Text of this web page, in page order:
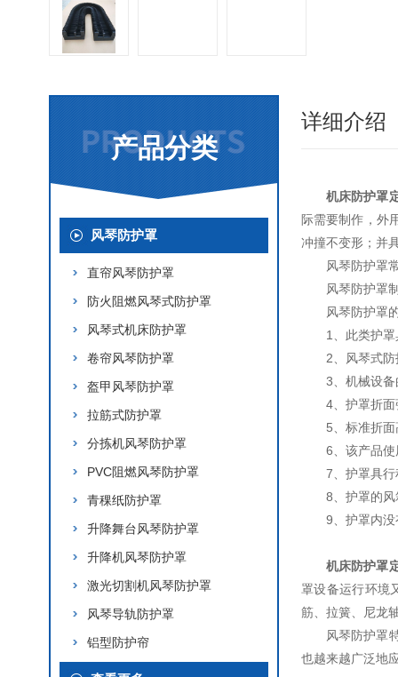
产品分类
风琴防护罩
直帘风琴防护罩
防火阻燃风琴式防护罩
风琴式机床防护罩
卷帘风琴防护罩
盔甲风琴防护罩
拉筋式防护罩
分拣机风琴防护罩
PVC阻燃风琴防护罩
青稞纸防护罩
升降舞台风琴防护罩
升降机风琴防护罩
激光切割机风琴防护罩
风琴导轨防护罩
铝型防护帘
详细介绍
机床防护罩
际需要制作，外
冲撞不变形；并
风琴防护罩
风琴防护罩
风琴防护罩
1、此类护
2、风琴式
3、机械设
4、护罩折
5、标准折
6、该产品
7、护罩具
8、护罩的
9、护罩内
机床防护罩
罩设备运行环境
筋、拉簧、尼龙
风琴防护罩
也越来越广泛地